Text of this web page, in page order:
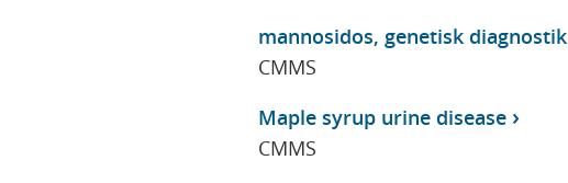
mannosidos, genetisk diagnostik
CMMS
Maple syrup urine disease
CMMS